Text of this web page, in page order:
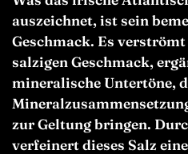
auszeichnet, ist sein
Geschmack. Es
salzigen Geschmack,
mineralische Untertöne,
zur Geltung bringen.
verfeinert dieses Salz